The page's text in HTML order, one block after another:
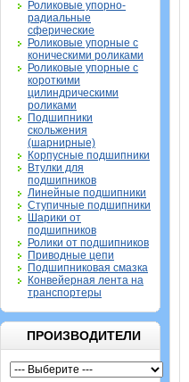
Роликовые упорно-
радиальные
сферические
Роликовые упорные с
коническими роликами
Роликовые упорные с
короткими
цилиндрическими
роликами
Подшипники
скольжения
(шарнирные)
Корпусные подшипники
Втулки для
подшипников
Линейные подшипники
Ступичные подшипники
Шарики от
подшипников
Ролики от подшипников
Приводные цепи
Подшипниковая смазка
Конвейерная лента на
транспортеры
ПРОИЗВОДИТЕЛИ